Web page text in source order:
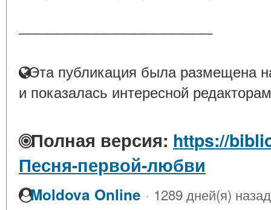
Эта публикация была размещена
и показалась интересной
Полная версия: https://
Песня-первой-любви
Moldova Online · 1289 дней(я) назад